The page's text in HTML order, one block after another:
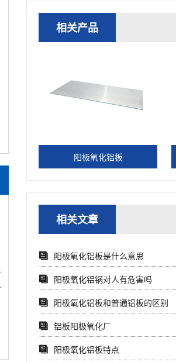
相关产品
阳极氧化铝板
相关文章
阳极氧化铝板是什么意思
阳极氧化铝锅对人有危害吗
阳极氧化铝板和普通铝板的区别
铝板阳极氧化厂
阳极氧化铝板特点